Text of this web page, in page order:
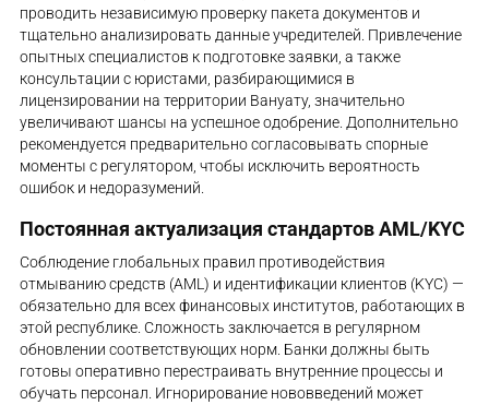
проводить независимую проверку пакета документов и
тщательно анализировать данные учредителей. Привлечение
опытных специалистов к подготовке заявки, а также
консультации с юристами, разбирающимися в
лицензировании на территории Вануату, значительно
увеличивают шансы на успешное одобрение. Дополнительно
рекомендуется предварительно согласовывать спорные
моменты с регулятором, чтобы исключить вероятность
ошибок и недоразумений.
Постоянная актуализация стандартов AML/KYC
Соблюдение глобальных правил противодействия
отмыванию средств (AML) и идентификации клиентов (KYC) —
обязательно для всех финансовых институтов, работающих в
этой республике. Сложность заключается в регулярном
обновлении соответствующих норм. Банки должны быть
готовы оперативно перестраивать внутренние процессы и
обучать персонал. Игнорирование нововведений может